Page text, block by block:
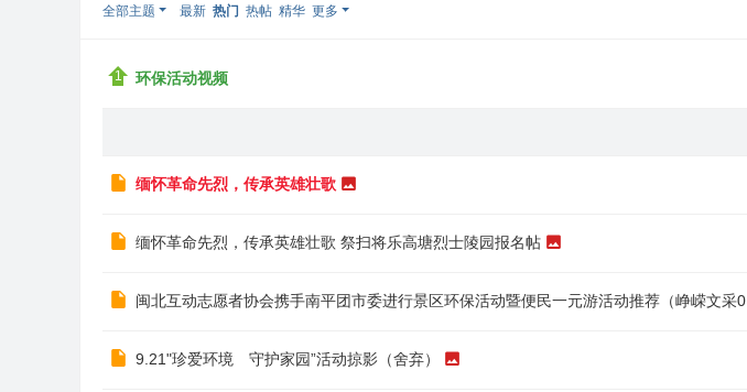
全部主题 最新 热门 热帖 精华 更多
环保活动视频
缅怀革命先烈，传承英雄壮歌
缅怀革命先烈，传承英雄壮歌 祭扫将乐高塘烈士陵园报名帖
闽北互动志愿者协会携手南平团市委进行景区环保活动暨便民一元游活动推荐（峥嵘文采0
9.21"珍爱环境 守护家园”活动掠影（舍弃）